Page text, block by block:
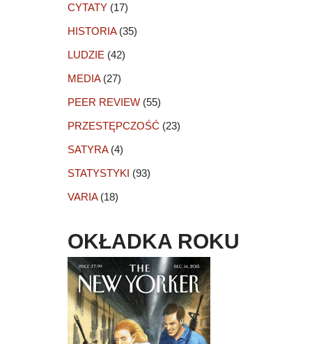
CYTATY(17)
HISTORIA(35)
LUDZIE (42)
MEDIA(27)
PEER REVIEW(55)
PRZESTĘPCZOŚĆ (23)
SATYRA(4)
STATYSTYKI (93)
VARIA(18)
OKŁADKA ROKU